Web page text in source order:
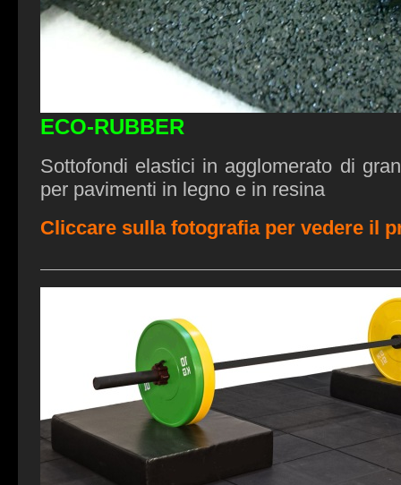
ECO-RUBBER
Sottofondi elastici in agglomerato di
per pavimenti in legno e in resina
Cliccare sulla fotografia per vedere il